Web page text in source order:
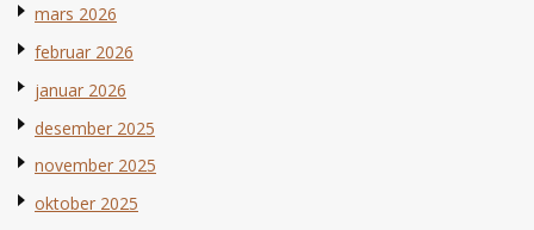
mars 2026
februar 2026
januar 2026
desember 2025
november 2025
oktober 2025